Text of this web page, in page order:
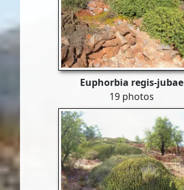
Euphorbia regis-jubae
19 photos